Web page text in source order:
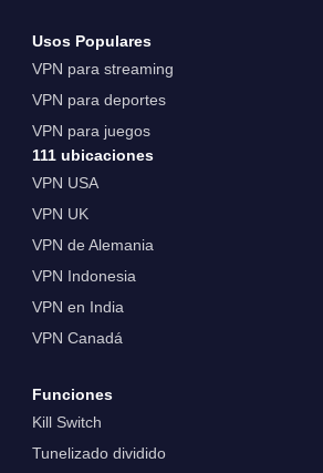
Usos Populares
VPN para streaming
VPN para deportes
VPN para juegos
111 ubicaciones
VPN USA
VPN UK
VPN de Alemania
VPN Indonesia
VPN en India
VPN Canadá
Funciones
Kill Switch
Tunelizado dividido